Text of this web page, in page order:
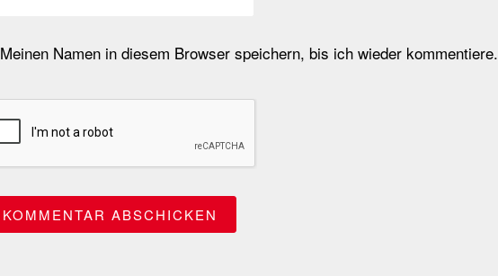
Meinen Namen in diesem Browser speichern, bis ich wieder kommentiere.